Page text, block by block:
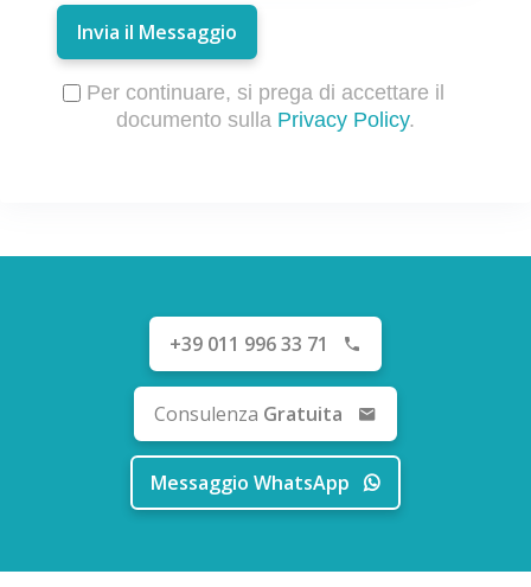
Invia il Messaggio
Per continuare, si prega di accettare il
documento sulla Privacy Policy.
+39 011 996 33 71
Consulenza Gratuita
Messaggio WhatsApp